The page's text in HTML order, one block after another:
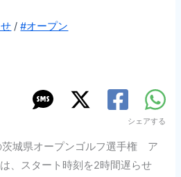
/#オープン
シェアする
城県オープンゴルフ選手権 ア
、スタート時刻を2時間遅らせ